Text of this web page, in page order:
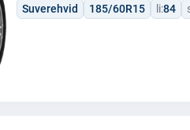
Suverehvid 185/60R15 li:84